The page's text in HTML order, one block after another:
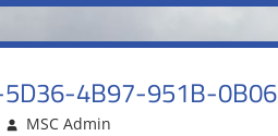
4B97-951B-
MSC Admin